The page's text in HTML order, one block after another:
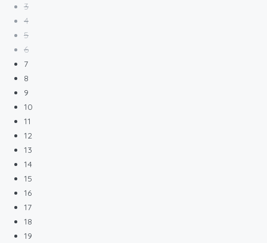
3
4
5
6
7
8
9
10
11
12
13
14
15
16
17
18
19